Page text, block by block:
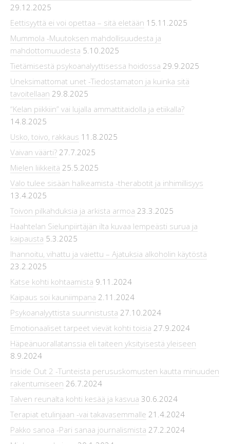
29.12.2025
Eettisyyttä ei voi opettaa – sitä eletään 15.11.2025
Mummola -Muutoksen mahdollisuudesta ja
mahdottomuudesta 5.10.2025
Tietämisestä psykoanalyyttisessa hoidossa 29.9.2025
Uneksimattomat unet -Tiedostamaton ja kuinka sitä
tavoitellaan 29.8.2025
“Kelan piikkiin” vai lujalla ammattitaidolla ja etiikalla?
14.8.2025
Usko, toivo, rakkaus 11.8.2025
Vaivan väärti? 27.7.2025
Mielen liikkeitä 25.5.2025
Valo tulee sisään halkeamista -therabotit ja inhimillisyys
13.4.2025
Toivon pilkahduksia ja arkista armoa 23.3.2025
Haahtelan Sielunpiirtäjän ilta kuvaa lempeästi surua ja
kaipausta 5.3.2025
Ihannoitu, vihattu ja vaiettu – Ajatuksia alkoholin käytöstä
23.2.2025
Katse kohti kohtaamista 9.11.2024
Kaipaus soi kauniimpana 2.11.2024
Psykoanalyyttista suunnistusta 27.10.2024
Emotionaaliset tarpeet vievät kohti toisia 27.9.2024
Häpeänuorallatanssia eli taiteen yksityisestä yleiseen
8.9.2024
Inside Out 2 -Tunteista perususkomusten kautta minuuden
rakentumiseen 26.7.2024
Talven reunalta kohti kesää ja kasvua 30.6.2024
Terapiat etulinjaan -vai takavasemmalle 21.4.2024
Pakko sanoa -Pari sanaa journalismista 27.2.2024